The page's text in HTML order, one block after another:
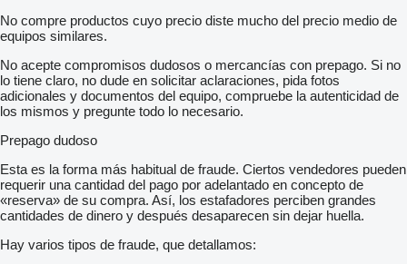
No compre productos cuyo precio diste mucho del precio medio de
equipos similares.
No acepte compromisos dudosos o mercancías con prepago. Si no
lo tiene claro, no dude en solicitar aclaraciones, pida fotos
adicionales y documentos del equipo, compruebe la autenticidad de
los mismos y pregunte todo lo necesario.
Prepago dudoso
Esta es la forma más habitual de fraude. Ciertos vendedores pueden
requerir una cantidad del pago por adelantado en concepto de
«reserva» de su compra. Así, los estafadores perciben grandes
cantidades de dinero y después desaparecen sin dejar huella.
Hay varios tipos de fraude, que detallamos: